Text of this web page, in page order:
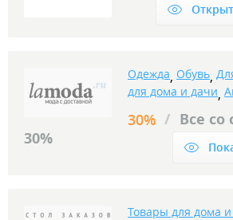
Одежда, Обувь,
для дома и дачи,
30% / Все со
30%
Товары для дома